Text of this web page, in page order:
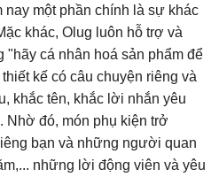
nay một phần chính là sự khác
khác, Olug luôn hỗ trợ và
"hãy cá nhân hoá sản phẩm để
kế có câu chuyện riêng và
khắc tên, khắc lời nhắn yêu
Nhờ đó, món phụ kiện trở
bạn và những người quan
những lời động viên và yêu